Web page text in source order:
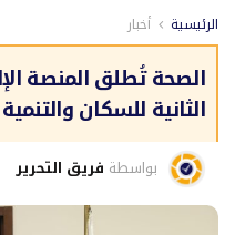
الرئيسية أخبار
الصحة تُطلق المنصة
الثانية للسكان والتنمية
بواسطة فريق التحرير